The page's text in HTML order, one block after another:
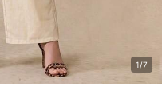
1/7